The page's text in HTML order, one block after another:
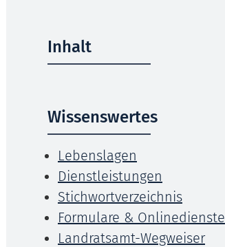
Inhalt
Wissenswertes
Lebenslagen
Dienstleistungen
Stichwortverzeichnis
Formulare & Onlinedienste
Landratsamt-Wegweiser